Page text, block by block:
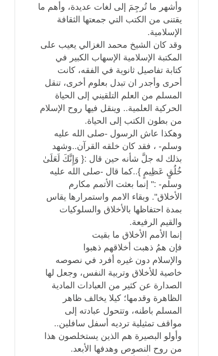
وأشهر ما تُرجِمَ إلى لغات عديدة، وأهم ما
يقتنى من الكتب التي جمعتها الثقافة
الإسلامية.
وقد كان الشيخ محمد الغزالي يعيب على
المكتبة الإسلامية الإسهاب الكبير في
كتابة تفاصيل ثانوية في الفقه، كانت
أحرى وأجدر ان تبدل بعلوم أخرى، تنقل
المسلم من العلم التلقيني إلى الحياة
الحركية العلمية.. وينقل فيها روح الإسلام
من بطون الكتب إلى الحياة.
وهكذا عاش الرسول -صلى الله عليه
وسلم- ، فقد كان خلقه القرآن..وشهد
بذلك له جلَّ شأنه حين قال :{ وَإِنَّكَ لَعَلَىٰ
خُلُقٍ عَظِيمٍ }..كما قال -صلى الله عليه
وسلم- :" إنما بعثت الأتمم مكارم
الأخلاق". وبقاء الامم واستمرارها يقاس
بمدة احتفاظها بالأخلاق والسلوكيات
والقيم الرفيعة.
إنما الأمم الأخلاق ما بقيت
فإن همُ ذهبت أخلاقهم ذهبوا
والإسلام دون غيره أفرد في نصوصه
خاصية للأخلاق وتربية النفس، وجعل لها
الصدارة عن كثير من العبادات المادية
الظاهرة وقدمها؛ كيلا يخالف ظاهر
المسلم باطنه، وتتحول عبادته إلى
مواقف تمثيلية ترديه أسفل سافلين..
وأولو البصيرة هم الذين يستخلصون هذا
من روح النصوص وهدفها الأبعد.